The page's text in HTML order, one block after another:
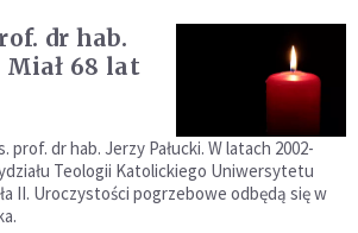
dr hab.
Miał 68 lat
prof. dr hab. Jerzy Pałucki. W latach 2002-
Teologii Katolickiego Uniwersytetu
II. Uroczystości pogrzebowe odbędą się w